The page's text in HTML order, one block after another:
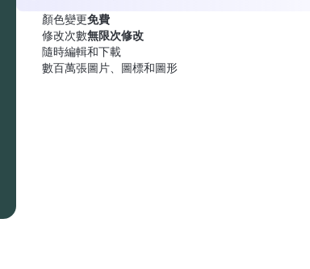
顏色變更免費
修改次數無限次修改
隨時編輯和下載
數百萬張圖片、圖標和圖形